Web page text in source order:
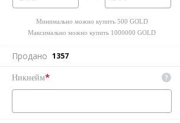
Минимально можно купить 500 GOLD
Максимально можно купить 1000000 GOLD
Продано 1357
Никнейм* ?